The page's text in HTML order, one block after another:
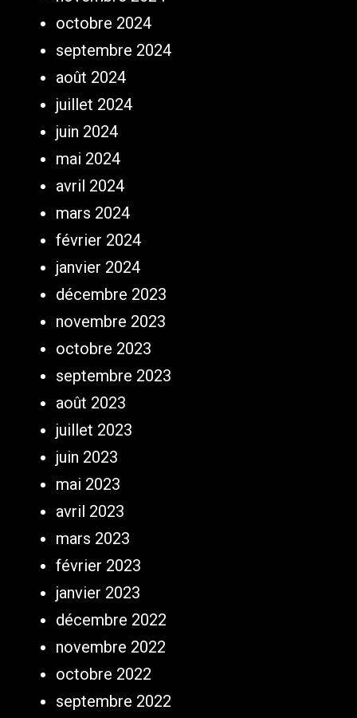
octobre 2024
septembre 2024
août 2024
juillet 2024
juin 2024
mai 2024
avril 2024
mars 2024
février 2024
janvier 2024
décembre 2023
novembre 2023
octobre 2023
septembre 2023
août 2023
juillet 2023
juin 2023
mai 2023
avril 2023
mars 2023
février 2023
janvier 2023
décembre 2022
novembre 2022
octobre 2022
septembre 2022